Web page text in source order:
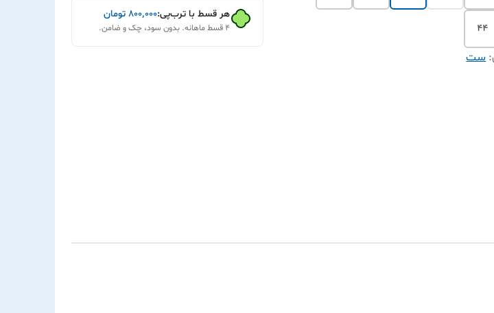
۴۴
:ست
هر قسط با ترب‌پی:۸۰۰٬۰۰۰ تومان
۴ قسط ماهانه. بدون سود، چک و ضامن.